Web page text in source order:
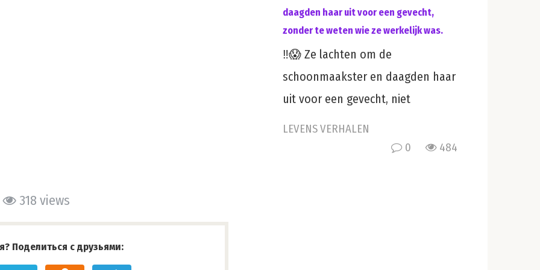
318 views
Поделиться с друзьями:
daagden haar uit voor een gevecht,
zonder te weten wie ze werkelijk was.
‼️😱 Ze lachten om de
schoonmaakster en daagden haar
uit voor een gevecht, niet
LEVENS VERHALEN
0
484